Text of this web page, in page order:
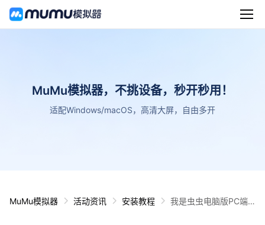
MuMu模拟器，不挑设备，秒开秒用！
适配Windows/macOS，高清大屏，自由多开
MuMu模拟器 活动资讯 安装教程
我是虫虫电脑版PC端